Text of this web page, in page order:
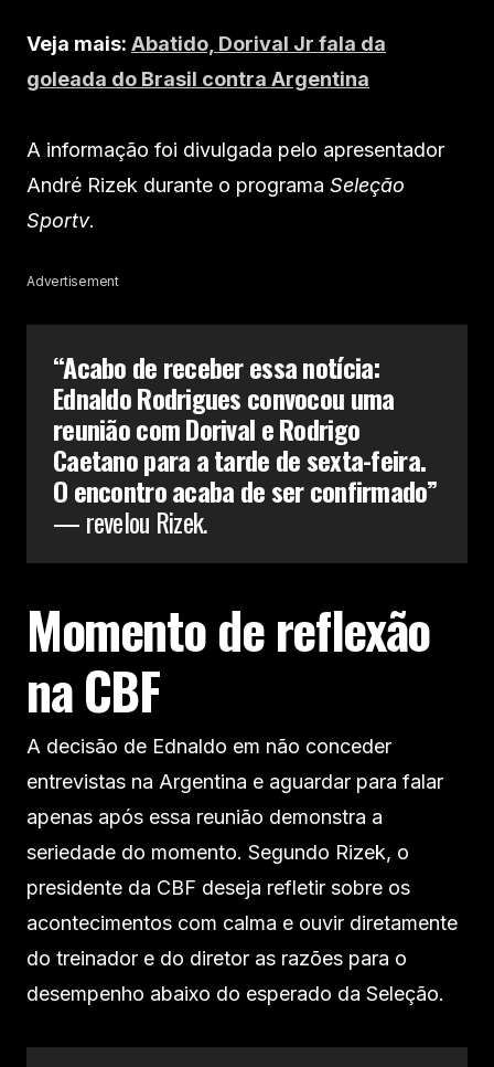
Veja mais: Abatido, Dorival Jr fala da
goleada do Brasil contra Argentina
A informação foi divulgada pelo apresentador
André Rizek durante o programa Seleção
Sportv.
Advertisement
“Acabo de receber essa notícia:
Ednaldo Rodrigues convocou uma
reunião com Dorival e Rodrigo
Caetano para a tarde de sexta-feira.
O encontro acaba de ser confirmado”
— revelou Rizek.
Momento de reflexão
na CBF
A decisão de Ednaldo em não conceder
entrevistas na Argentina e aguardar para falar
apenas após essa reunião demonstra a
seriedade do momento. Segundo Rizek, o
presidente da CBF deseja refletir sobre os
acontecimentos com calma e ouvir diretamente
do treinador e do diretor as razões para o
desempenho abaixo do esperado da Seleção.